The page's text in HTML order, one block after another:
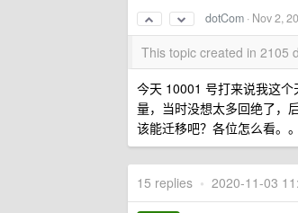
dotCom · Nov 2,
This topic created in 2105
今天 10001 号打来说我这
量，当时没想太多回绝了，
该能迁移吧？各位怎么看。。
15 replies • 2020-11-03